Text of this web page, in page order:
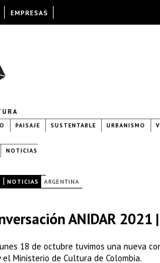
PAISAJE SUSTENTABLE URBANISMO
NOTICIAS
| NOTICIAS ARGENTINA
ANIDAR 2021 |
18 de octubre tuvimos una nueva
el Ministerio de Cultura de Colombia.
EMPRESAS